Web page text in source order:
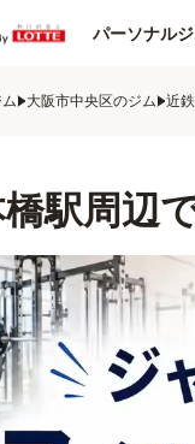
パーソナル
大阪市中央区のジム 近
駅周辺